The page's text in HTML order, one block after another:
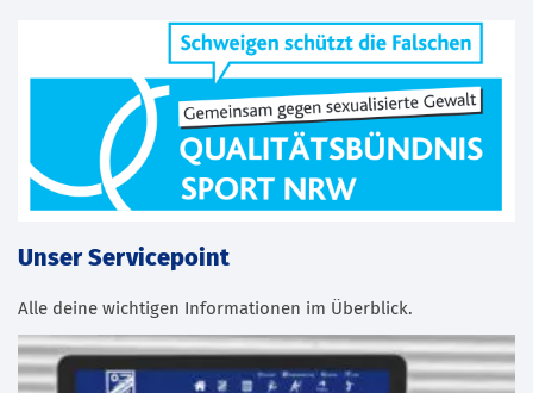
Unser Servicepoint
Alle deine wichtigen Informationen im Überblick.